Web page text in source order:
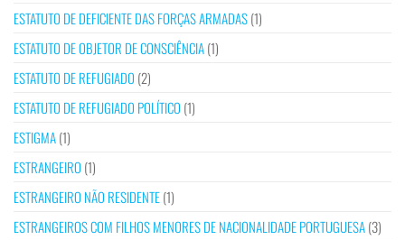
ESTATUTO DE DEFICIENTE DAS FORÇAS ARMADAS(1)
ESTATUTO DE OBJETOR DE CONSCIÊNCIA(1)
ESTATUTO DE REFUGIADO (2)
ESTATUTO DE REFUGIADO POLÍTICO (1)
ESTIGMA(1)
ESTRANGEIRO (1)
ESTRANGEIRO NÃO RESIDENTE(1)
ESTRANGEIROS COM FILHOS MENORES DE NACIONALIDADE PORTUGUESA(3)